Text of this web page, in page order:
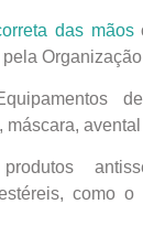
das mãos
máscara,
como